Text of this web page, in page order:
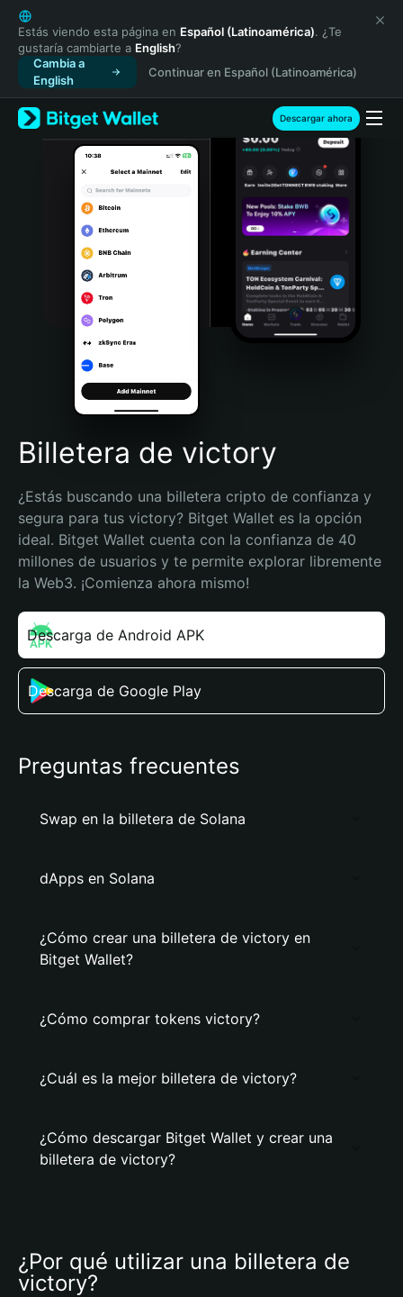
English
日本語
Tiếng Việt
Русский
Español (Latinoamérica)
Türkçe
Italiano
Português (Portugal)
Bahasa Indonesia
Português (Brasil)
Español (Argentina)
Estás viendo esta página en Español (Latinoamérica). ¿Te
gustaría cambiarte a English?
Cambia a
English
Continuar en Español (Latinoamérica)
Descargar ahora
Billetera de victory
¿Estás buscando una billetera cripto de confianza y
segura para tus victory? Bitget Wallet es la opción
ideal. Bitget Wallet cuenta con la confianza de 40
millones de usuarios y te permite explorar libremente
la Web3. ¡Comienza ahora mismo!
Descarga de Android APK
Descarga de Google Play
Preguntas frecuentes
Swap en la billetera de Solana
dApps en Solana
¿Cómo crear una billetera de victory en
Bitget Wallet?
¿Cómo comprar tokens victory?
¿Cuál es la mejor billetera de victory?
¿Cómo descargar Bitget Wallet y crear una
billetera de victory?
¿Por qué utilizar una billetera de
victory?